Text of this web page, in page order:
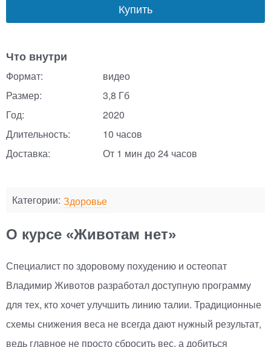
Купить
Что внутри
Формат:
видео
Размер:
3,8 Гб
Год:
2020
Длительность:
10 часов
Доставка:
От 1 мин до 24 часов
Категории: Здоровье
О курсе «Животам нет»
Специалист по здоровому похудению и остеопат
Владимир Животов разработал доступную программу
для тех, кто хочет улучшить линию талии. Традиционные
схемы снижения веса не всегда дают нужный результат,
ведь главное не просто сбросить вес, а добиться